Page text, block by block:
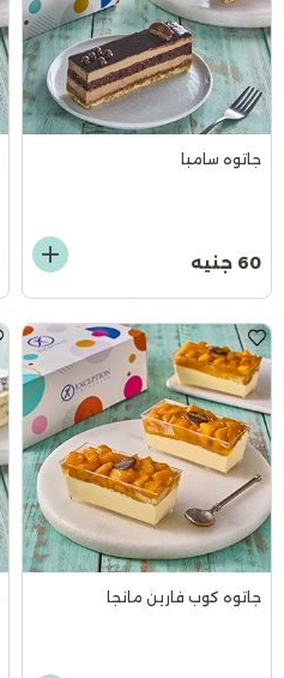
جاتوه سامبا
60 جنيه
جاتوه كوب فارين مانجا